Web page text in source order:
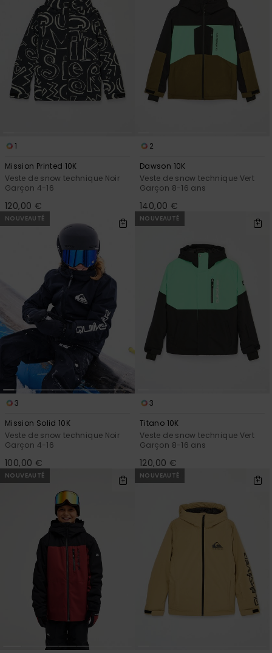
1
Mission Printed 10K
Veste de snow technique Noir
Garçon 4-16
120,00 €
2
Dawson 10K
Veste de snow technique Vert
Garçon 8-16 ans
140,00 €
NOUVEAUTÉ
3
Mission Solid 10K
Veste de snow technique Noir
Garçon 4-16
100,00 €
NOUVEAUTÉ
3
Titano 10K
Veste de snow technique Vert
Garçon 8-16 ans
120,00 €
NOUVEAUTÉ NOUVEAUTÉ